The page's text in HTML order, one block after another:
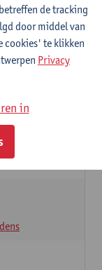
De Bie
deel
Schepper
de tracking
door middel van
cookies' te klikken
Privacy
in